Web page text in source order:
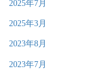
2025年7月
2025年3月
2023年8月
2023年7月